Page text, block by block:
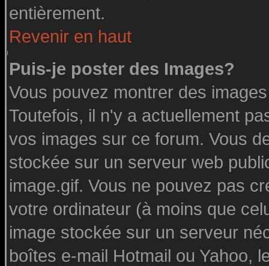
entièrement.
Revenir en haut
Puis-je poster des Images?
Vous pouvez montrer des
Toutefois, il n'y a actuellement
vos images sur ce forum. Vous
stockée sur un serveur web
image.gif. Vous ne pouvez pas
votre ordinateur (à moins que
image stockée sur un serveur
boîtes e-mail Hotmail ou Yahoo,